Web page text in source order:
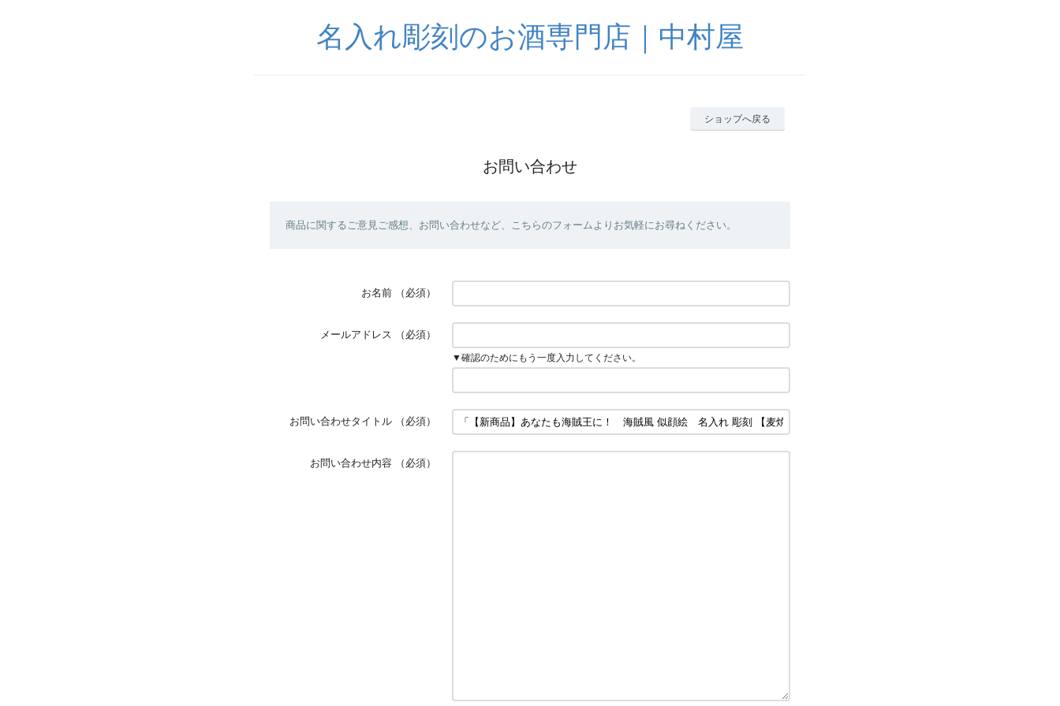
名入れ彫刻のお酒専門店｜中村屋
ショップへ戻る
お問い合わせ
商品に関するご意見ご感想、お問い合わせなど、こちらのフォームよりお気軽にお尋ねください。
お名前 （必須）
メールアドレス （必須）
▼確認のためにもう一度入力してください。
お問い合わせタイトル （必須）
お問い合わせ内容 （必須）